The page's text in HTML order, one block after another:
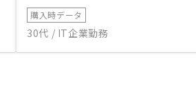
購入時データ
30代 / IT企業勤務